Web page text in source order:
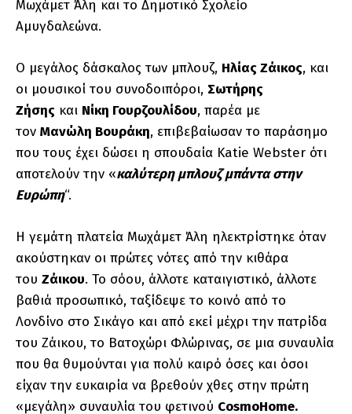
Μωχάμετ Άλη και το Δημοτικό Σχολείο
Αμυγδαλεώνα.
Ο μεγάλος δάσκαλος των μπλουζ, Ηλίας Ζάικος, και
οι μουσικοί του συνοδοιπόροι, Σωτήρης
Ζήσης και Νίκη Γουρζουλίδου, παρέα με
τον Μανώλη Βουράκη, επιβεβαίωσαν το παράσημο
που τους έχει δώσει η σπουδαία Katie Webster ότι
αποτελούν την «καλύτερη μπλουζ μπάντα στην
Ευρώπη“.
Η γεμάτη πλατεία Μωχάμετ Άλη ηλεκτρίστηκε όταν
ακούστηκαν οι πρώτες νότες από την κιθάρα
του Ζάικου. Το σόου, άλλοτε καταιγιστικό, άλλοτε
βαθιά προσωπικό, ταξίδεψε το κοινό από το
Λονδίνο στο Σικάγο και από εκεί μέχρι την πατρίδα
του Ζάικου, το Βατοχώρι Φλώρινας, σε μια συναυλία
που θα θυμούνται για πολύ καιρό όσες και όσοι
είχαν την ευκαιρία να βρεθούν χθες στην πρώτη
«μεγάλη» συναυλία του φετινού CosmoHome.